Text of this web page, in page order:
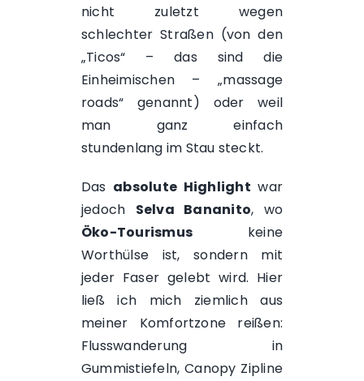
nicht zuletzt wegen
schlechter Straßen (von den
„Ticos“ – das sind die
Einheimischen – „massage
roads“ genannt) oder weil
man ganz einfach
stundenlang im Stau steckt.
Das absolute Highlight war
jedoch Selva Bananito, wo
Öko-Tourismus keine
Worthülse ist, sondern mit
jeder Faser gelebt wird. Hier
ließ ich mich ziemlich aus
meiner Komfortzone reißen:
Flusswanderung in
Gummistiefeln, Canopy Zipline